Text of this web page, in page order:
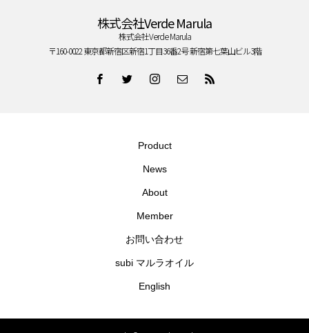
株式会社Verde Marula
株式会社Verde Marula
〒160-0022 東京都新宿区新宿1丁目36番2号 新宿第七葉山ビル3階
Product
News
About
Member
お問い合わせ
subi マルラオイル
English